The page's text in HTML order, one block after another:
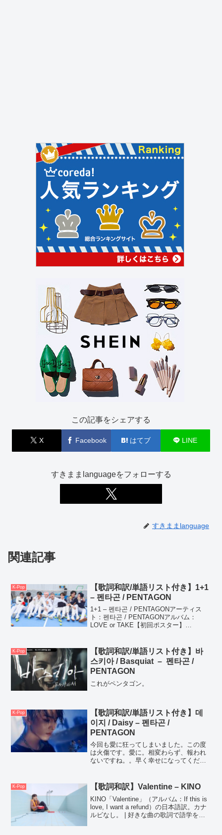
この記事をシェアする
X Facebook はてブ LINE
すきままlanguageをフォローする
すきままlanguage
関連記事
K-Pop
【歌詞和訳/単語リスト付き】1+1
– 펜타곤 / PENTAGON
1+1 – 펜타곤 / PENTAGONアーティス
ト：펜타곤 / PENTAGONアルバム：
LOVE or TAKE【初回ポスター】
K-Pop
【歌詞和訳/単語リスト付き】바
스키아 / Basquiat – 펜타곤 /
PENTAGON
これがペンタゴン。
K-Pop
【歌詞和訳/単語リスト付き】데
이지 / Daisy – 펜타곤 /
PENTAGON
今回も愛に狂ってしまいました。この度
は火傷です。愛に。相変わらず、報われ
ないですね。。早く幸せになってくださ
K-Pop 【歌詞和訳】Valentine – KINO
KINO「Valentine」（アルバム：If this is
love, I want a refund）の日本語訳。カナ
ルビなし。 | 好きな曲の歌詞で語学を勉